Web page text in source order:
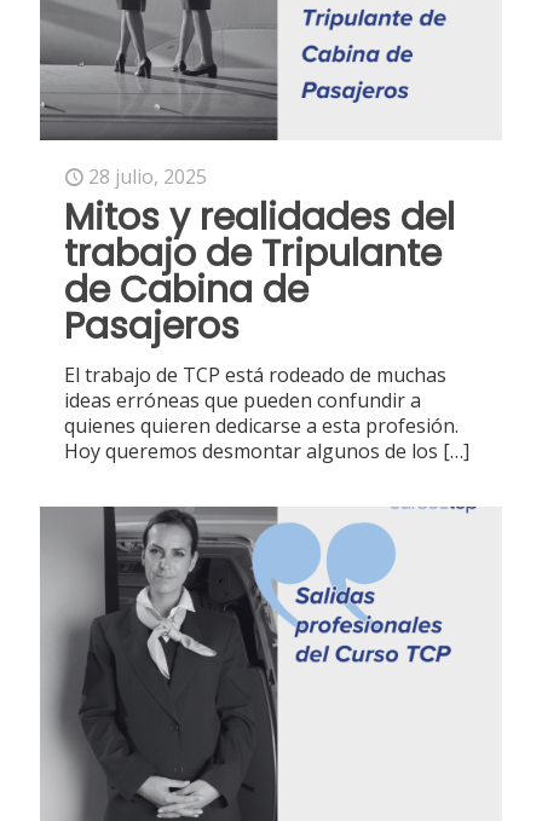
28 julio, 2025
Mitos y realidades del
trabajo de Tripulante
de Cabina de
Pasajeros
El trabajo de TCP está rodeado de muchas
ideas erróneas que pueden confundir a
quienes quieren dedicarse a esta profesión.
Hoy queremos desmontar algunos de los […]